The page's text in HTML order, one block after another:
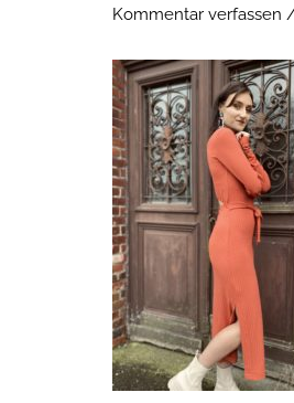
Kommentar verfassen